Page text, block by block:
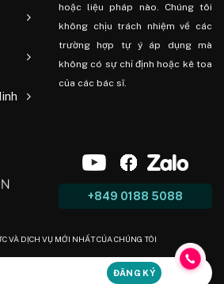
hoặc liệu pháp nào. Chúng tôi
không chịu trách nhiệm về các
trường hợp tự ý áp dụng mà
không có sự chỉ định hoặc kê toa
của các bác sĩ.
+849 0188 5088
VÀ DỊCH VỤ MỚI NHẤT CỦA CHÚNG TÔI